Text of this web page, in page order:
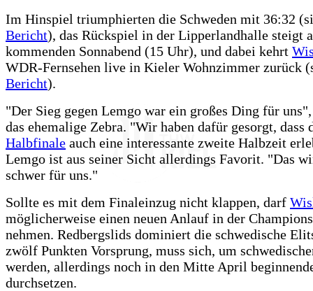
Im Hinspiel triumphierten die Schweden mit 36:32
Bericht), das Rückspiel in der Lipperlandhalle steigt
kommenden Sonnabend (15 Uhr), und dabei kehrt
WDR-Fernsehen live in Kieler Wohnzimmer zurück
Bericht).
"Der Sieg gegen Lemgo war ein großes Ding für
das ehemalige Zebra. "Wir haben dafür gesorgt, dass
Halbfinale auch eine interessante zweite Halbzeit
Lemgo ist aus seiner Sicht allerdings Favorit. "Das
schwer für uns."
Sollte es mit dem Finaleinzug nicht klappen, darf
möglicherweise einen neuen Anlauf in der
nehmen. Redbergslids dominiert die schwedische
zwölf Punkten Vorsprung, muss sich, um
werden, allerdings noch in den Mitte April
durchsetzen.